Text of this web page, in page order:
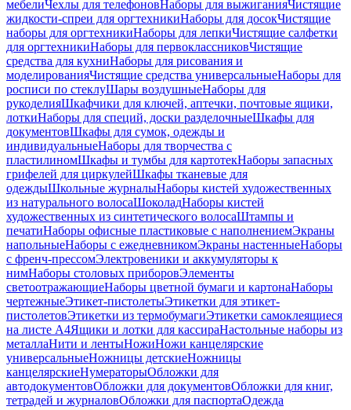
мебелиЧехлы для телефоновНаборы для выжиганияЧистящие
жидкости-спреи для оргтехникиНаборы для досокЧистящие
наборы для оргтехникиНаборы для лепкиЧистящие салфетки
для оргтехникиНаборы для первоклассниковЧистящие
средства для кухниНаборы для рисования и
моделированияЧистящие средства универсальныеНаборы для
росписи по стеклуШары воздушныеНаборы для
рукоделияШкафчики для ключей, аптечки, почтовые ящики,
лоткиНаборы для специй, доски разделочныеШкафы для
документовШкафы для сумок, одежды и
индивидуальныеНаборы для творчества с
пластилиномШкафы и тумбы для картотекНаборы запасных
грифелей для циркулейШкафы тканевые для
одеждыШкольные журналыНаборы кистей художественных
из натурального волосаШоколадНаборы кистей
художественных из синтетического волосаШтампы и
печатиНаборы офисные пластиковые с наполнениемЭкраны
напольныеНаборы с ежедневникомЭкраны настенныеНаборы
с френч-прессомЭлектровеники и аккумуляторы к
нимНаборы столовых приборовЭлементы
светоотражающиеНаборы цветной бумаги и картонаНаборы
чертежныеЭтикет-пистолетыЭтикетки для этикет-
пистолетовЭтикетки из термобумагиЭтикетки самоклеящиеся
на листе А4Ящики и лотки для кассираНастольные наборы из
металлаНити и лентыНожиНожи канцелярские
универсальныеНожницы детскиеНожницы
канцелярскиеНумераторыОбложки для
автодокументовОбложки для документовОбложки для книг,
тетрадей и журналовОбложки для паспортаОдежда